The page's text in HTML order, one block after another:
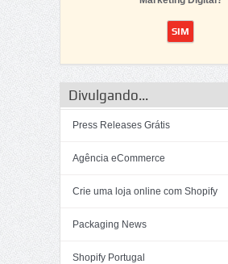
Divulgando...
Press Releases Grátis
Agência eCommerce
Crie uma loja online com Shopify
Packaging News
Shopify Portugal